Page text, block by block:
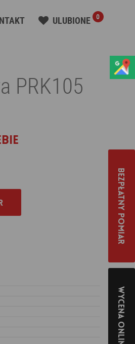
ULUBIONE 0
PRK105
Bezpłatny pomiar
Wycena online